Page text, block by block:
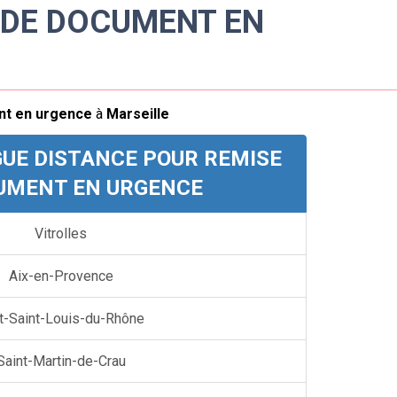
DOCUMENT EN
en urgence à Marseille
DISTANCE POUR REMISE
EN URGENCE
Vitrolles
Aix-en-Provence
Saint-Louis-du-Rhône
Martin-de-Crau